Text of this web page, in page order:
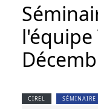
l'équipe
CIREL SÉMINAIRE